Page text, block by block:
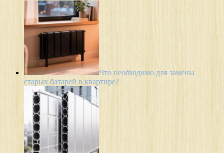
Что необходимо для замены
старых батарей в квартире?